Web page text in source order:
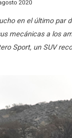
2020
en el último par
mecánicas a los
Sport, un SUV